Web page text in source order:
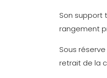
Son support
rangement
Sous
retrait de la